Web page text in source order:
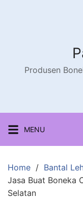
Produsen
MENU
Home
Bantal
Jasa Buat Boneka
Selatan